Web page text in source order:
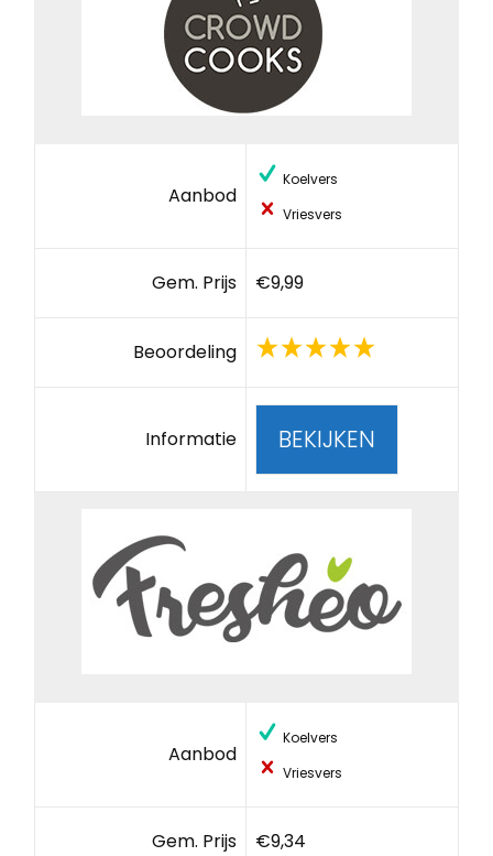
Aanbod
Koelvers
Vriesvers
Gem. Prijs €9,99
Beoordeling
Informatie BEKIJKEN
Aanbod
Koelvers
Vriesvers
Gem. Prijs €9,34